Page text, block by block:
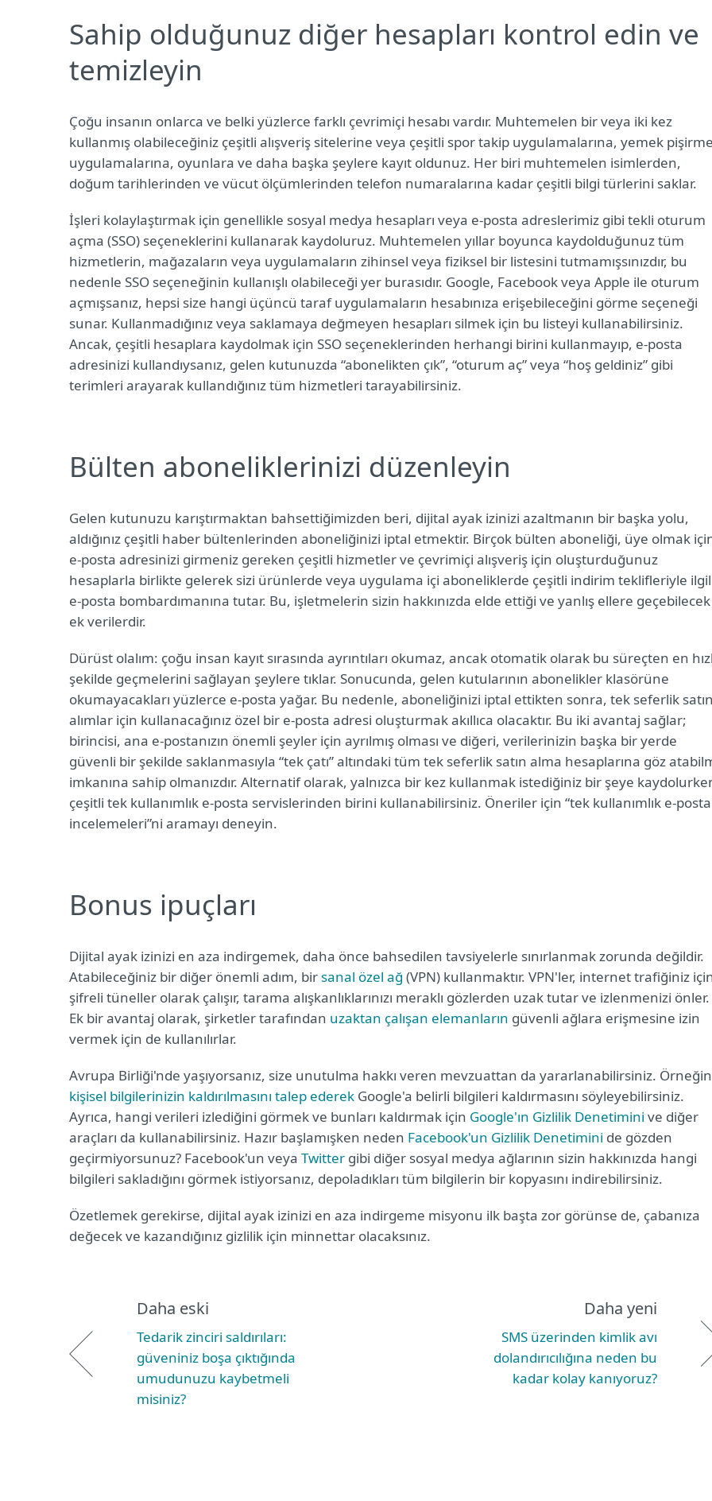
Sahip olduğunuz diğer hesapları kontrol edin ve
temizleyin
Çoğu insanın onlarca ve belki yüzlerce farklı çevrimiçi hesabı vardır. Muhtemelen bir veya iki kez
kullanmış olabileceğiniz çeşitli alışveriş sitelerine veya çeşitli spor takip uygulamalarına, yemek pişirme
uygulamalarına, oyunlara ve daha başka şeylere kayıt oldunuz. Her biri muhtemelen isimlerden,
doğum tarihlerinden ve vücut ölçümlerinden telefon numaralarına kadar çeşitli bilgi türlerini saklar.
İşleri kolaylaştırmak için genellikle sosyal medya hesapları veya e-posta adreslerimiz gibi tekli oturum
açma (SSO) seçeneklerini kullanarak kaydoluruz. Muhtemelen yıllar boyunca kaydolduğunuz tüm
hizmetlerin, mağazaların veya uygulamaların zihinsel veya fiziksel bir listesini tutmamışsınızdır, bu
nedenle SSO seçeneğinin kullanışlı olabileceği yer burasıdır. Google, Facebook veya Apple ile oturum
açmışsanız, hepsi size hangi üçüncü taraf uygulamaların hesabınıza erişebileceğini görme seçeneği
sunar. Kullanmadığınız veya saklamaya değmeyen hesapları silmek için bu listeyi kullanabilirsiniz.
Ancak, çeşitli hesaplara kaydolmak için SSO seçeneklerinden herhangi birini kullanmayıp, e-posta
adresinizi kullandıysanız, gelen kutunuzda “abonelikten çık”, “oturum aç” veya “hoş geldiniz” gibi
terimleri arayarak kullandığınız tüm hizmetleri tarayabilirsiniz.
Bülten aboneliklerinizi düzenleyin
Gelen kutunuzu karıştırmaktan bahsettiğimizden beri, dijital ayak izinizi azaltmanın bir başka yolu,
aldığınız çeşitli haber bültenlerinden aboneliğinizi iptal etmektir. Birçok bülten aboneliği, üye olmak
e-posta adresinizi girmeniz gereken çeşitli hizmetler ve çevrimiçi alışveriş için oluşturduğunuz
hesaplarla birlikte gelerek sizi ürünlerde veya uygulama içi aboneliklerde çeşitli indirim teklifleriyle
e-posta bombardımanına tutar. Bu, işletmelerin sizin hakkınızda elde ettiği ve yanlış ellere geçebilecek
ek verilerdir.
Dürüst olalım: çoğu insan kayıt sırasında ayrıntıları okumaz, ancak otomatik olarak bu süreçten en
şekilde geçmelerini sağlayan şeylere tıklar. Sonucunda, gelen kutularının abonelikler klasörüne
okumayacakları yüzlerce e-posta yağar. Bu nedenle, aboneliğinizi iptal ettikten sonra, tek seferlik satın
alımlar için kullanacağınız özel bir e-posta adresi oluşturmak akıllıca olacaktır. Bu iki avantaj sağlar;
birincisi, ana e-postanızın önemli şeyler için ayrılmış olması ve diğeri, verilerinizin başka bir yerde
güvenli bir şekilde saklanmasıyla “tek çatı” altındaki tüm tek seferlik satın alma hesaplarına göz
imkanına sahip olmanızdır. Alternatif olarak, yalnızca bir kez kullanmak istediğiniz bir şeye
çeşitli tek kullanımlık e-posta servislerinden birini kullanabilirsiniz. Öneriler için “tek kullanımlık e-posta
incelemeleri”ni aramayı deneyin.
Bonus ipuçları
Dijital ayak izinizi en aza indirgemek, daha önce bahsedilen tavsiyelerle sınırlanmak zorunda değildir.
Atabileceğiniz bir diğer önemli adım, birsanal özel ağ (VPN) kullanmaktır. VPN'ler, internet trafiğiniz
şifreli tüneller olarak çalışır, tarama alışkanlıklarınızı meraklı gözlerden uzak tutar ve izlenmenizi önler.
Ek bir avantaj olarak, şirketler tarafından uzaktan çalışan elemanların güvenli ağlara erişmesine izin
vermek için de kullanılırlar.
Avrupa Birliği'nde yaşıyorsanız, size unutulma hakkı veren mevzuattan da yararlanabilirsiniz.
kişisel bilgilerinizin kaldırılmasını talep ederek Google'a belirli bilgileri kaldırmasını söyleyebilirsiniz.
Ayrıca, hangi verileri izlediğini görmek ve bunları kaldırmak için Google'ın Gizlilik Denetimini ve diğer
araçları da kullanabilirsiniz. Hazır başlamışken neden Facebook'un Gizlilik Denetimini de gözden
geçirmiyorsunuz? Facebook'un veya Twitter gibi diğer sosyal medya ağlarının sizin hakkınızda hangi
bilgileri sakladığını görmek istiyorsanız, depoladıkları tüm bilgilerin bir kopyasını indirebilirsiniz.
Özetlemek gerekirse, dijital ayak izinizi en aza indirgeme misyonu ilk başta zor görünse de, çabanıza
değecek ve kazandığınız gizlilik için minnettar olacaksınız.
Daha eski
Tedarik zinciri saldırıları:
güveniniz boşa çıktığında
umudunuzu kaybetmeli
misiniz?
Daha yeni
SMS üzerinden kimlik avı
dolandırıcılığına neden bu
kadar kolay kanıyoruz?